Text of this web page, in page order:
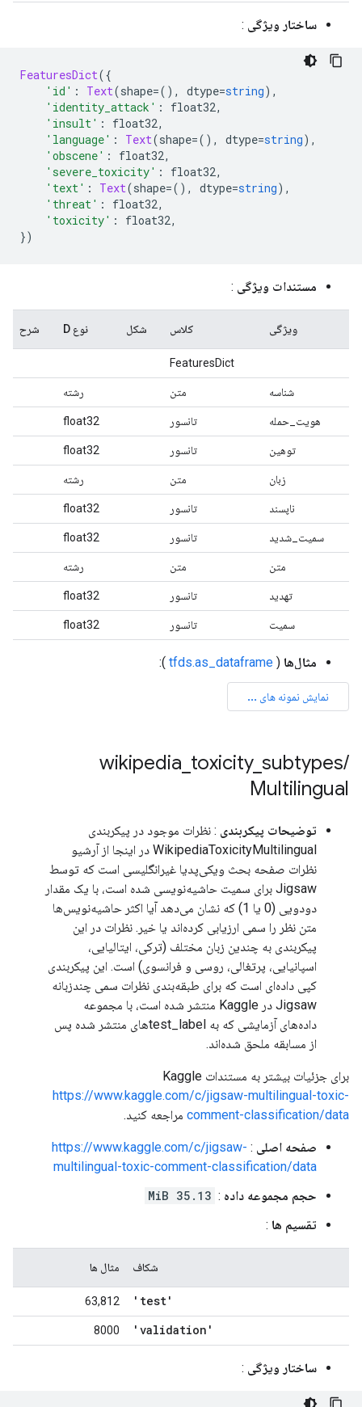
ساختار ویژگی :
FeaturesDict({
'id' : Text(shape=(), dtype=string),
'identity_attack' : float32,
'insult' : float32,
'language' : Text(shape=(), dtype=string),
'obscene' : float32,
'severe_toxicity' : float32,
'text' : Text(shape=(), dtype=string),
'threat' : float32,
'toxicity' : float32,
})
مستندات ویژگی :
ویژگی کلاس شکل نوع D شرح
FeaturesDict
شناسه متن رشته
هویت_حمله تانسور float32
توهین تانسور float32
زبان متن رشته
ناپسند تانسور float32
سمیت_شدید تانسور float32
متن متن رشته
تهدید تانسور float32
سمیت تانسور float32
مثال‌ها (
tfds.as_dataframe
):
wikipedia toxicity_ subtypes/
Multilingual
توضیحات پیکربندی : نظرات موجود در پیکربندی
WikipediaToxicityMultilingual در اینجا از آرشیو
نظرات صفحه بحث ویکی‌پدیا غیرانگلیسی است که توسط
Jigsaw برای سمیت حاشیه‌نویسی شده است، با یک مقدار
دودویی (0 یا 1) که نشان می‌دهد آیا اکثر حاشیه‌نویس‌ها
متن نظر را سمی ارزیابی کرده‌اند یا خیر. نظرات در این
پیکربندی به چندین زبان مختلف (ترکی، ایتالیایی،
اسپانیایی، پرتغالی، روسی و فرانسوی) است. این پیکربندی
کپی داده‌ای است که برای طبقه‌بندی نظرات سمی چندزبانه
Jigsaw در Kaggle منتشر شده است، با مجموعه
داده‌های آزمایشی که به test_label‌های منتشر شده پس
از مسابقه ملحق شده‌اند.
برای جزئیات بیشتر به مستندات Kaggle
https://www.kaggle.com/c/jigsaw-multilingual-toxic-
comment-classification/data مراجعه کنید.
صفحه اصلی :
https://www.kaggle.com/c/jigsaw-
multilingual-toxic-comment-classification/data
حجم مجموعه داده :
35.13 MiB
تقسیم ها :
شکاف مثال ها
'test'
63,812
'validation'
8000
ساختار ویژگی :